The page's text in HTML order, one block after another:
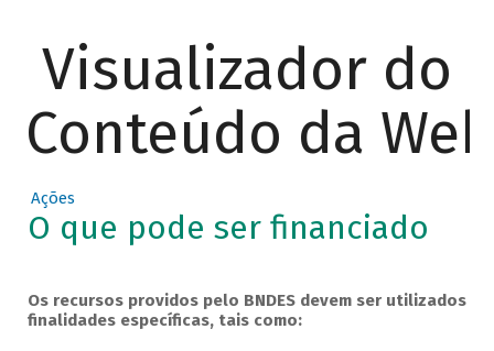
Visualizador do
Conteúdo da Web
Ações
O que pode ser financiado
Os recursos providos pelo BNDES devem ser utilizados
finalidades específicas, tais como: